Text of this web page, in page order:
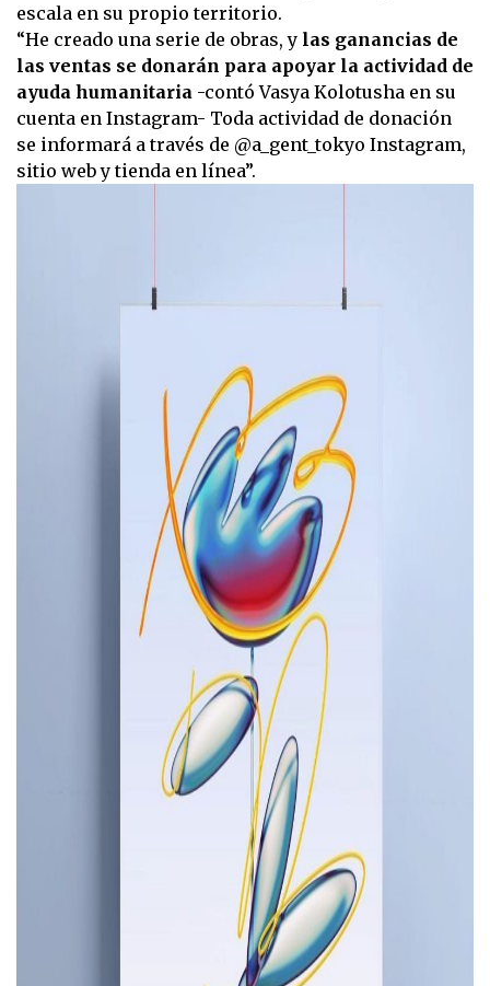
escala en su propio territorio.
“He creado una serie de obras, y las ganancias de
las ventas se donarán para apoyar la actividad de
ayuda humanitaria -contó Vasya Kolotusha en su
cuenta en Instagram- Toda actividad de donación
se informará a través de @a_gent_tokyo Instagram,
sitio web y tienda en línea”.